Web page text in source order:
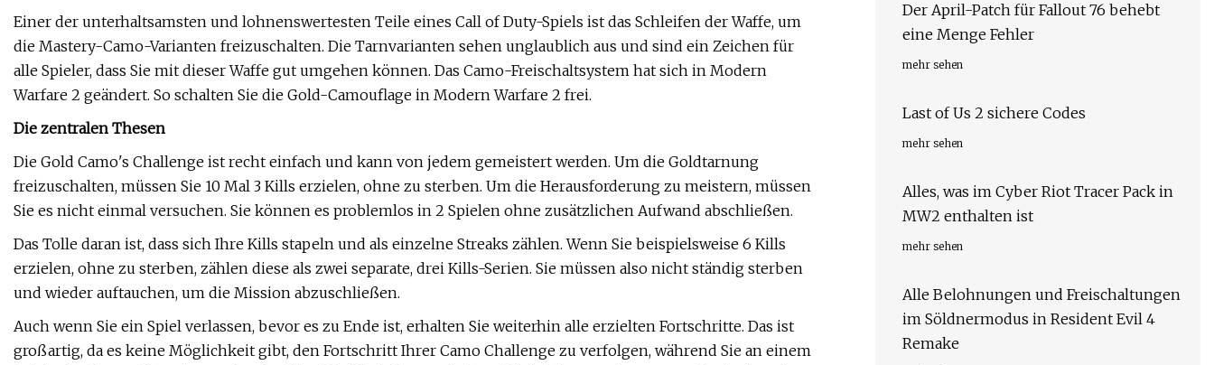
Einer der unterhaltsamsten und lohnenswertesten Teile eines Call of Duty-Spiels ist das Schleifen der Waffe, um
die Mastery-Camo-Varianten freizuschalten. Die Tarnvarianten sehen unglaublich aus und sind ein Zeichen für
alle Spieler, dass Sie mit dieser Waffe gut umgehen können. Das Camo-Freischaltsystem hat sich in Modern
Warfare 2 geändert. So schalten Sie die Gold-Camouflage in Modern Warfare 2 frei.
Die zentralen Thesen
Die Gold Camo's Challenge ist recht einfach und kann von jedem gemeistert werden. Um die Goldtarnung
freizuschalten, müssen Sie 10 Mal 3 Kills erzielen, ohne zu sterben. Um die Herausforderung zu meistern, müssen
Sie es nicht einmal versuchen. Sie können es problemlos in 2 Spielen ohne zusätzlichen Aufwand abschließen.
Das Tolle daran ist, dass sich Ihre Kills stapeln und als einzelne Streaks zählen. Wenn Sie beispielsweise 6 Kills
erzielen, ohne zu sterben, zählen diese als zwei separate, drei Kills-Serien. Sie müssen also nicht ständig sterben
und wieder auftauchen, um die Mission abzuschließen.
Auch wenn Sie ein Spiel verlassen, bevor es zu Ende ist, erhalten Sie weiterhin alle erzielten Fortschritte. Das ist
großartig, da es keine Möglichkeit gibt, den Fortschritt Ihrer Camo Challenge zu verfolgen, während Sie an einem
Der April-Patch für Fallout 76 behebt
eine Menge Fehler
mehr sehen
Last of Us 2 sichere Codes
mehr sehen
Alles, was im Cyber ​​Riot Tracer Pack in
MW2 enthalten ist
mehr sehen
Alle Belohnungen und Freischaltungen
im Söldnermodus in Resident Evil 4
Remake